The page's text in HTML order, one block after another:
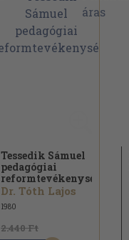
Tessedik Sámuel
pedagógiai
reformtevékenysége
Dr. Tóth Lajos
1980
2.440 Ft